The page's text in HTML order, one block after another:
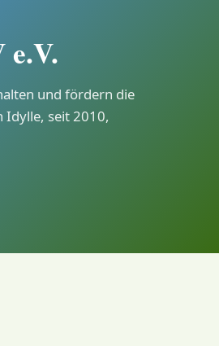
und fördern die
Idylle, seit 2010,